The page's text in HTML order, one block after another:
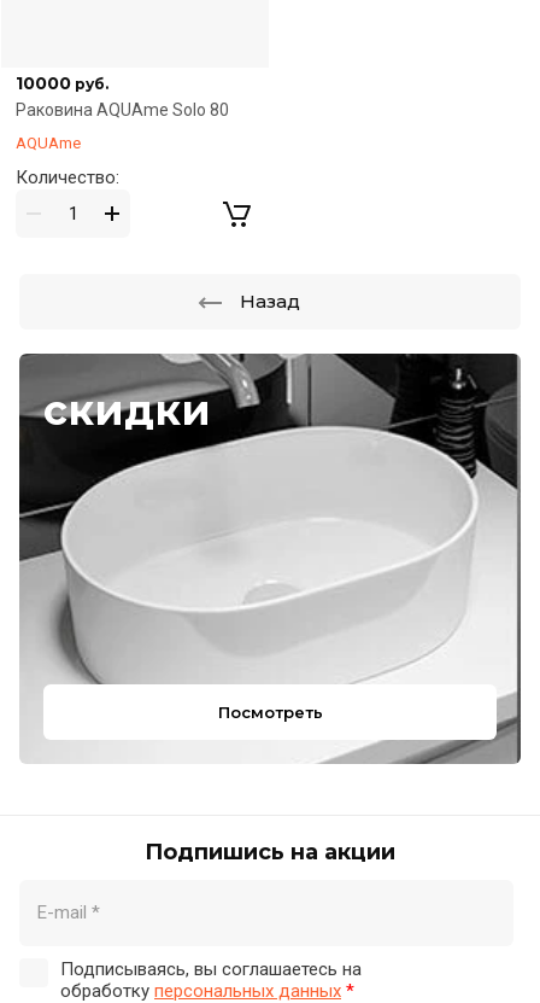
скидки
Посмотреть
10000 руб.
Раковина AQUAme Solo 80
AQUAme
Количество:
Назад
Подпишись на акции
Подписываясь, вы соглашаетесь на
обработку персональных данных *